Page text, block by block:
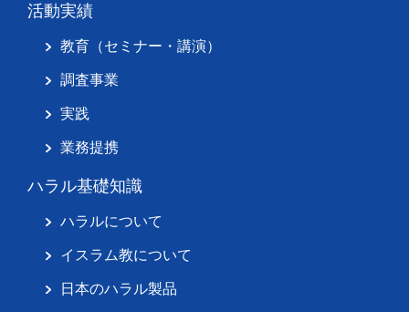
活動実績
教育（セミナー・講演）
調査事業
実践
業務提携
ハラル基礎知識
ハラルについて
イスラム教について
日本のハラル製品